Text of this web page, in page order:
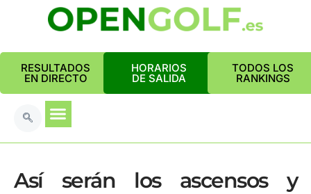
RESULTADOS
EN DIRECTO
HORARIOS
DE SALIDA
TODOS LOS
RANKINGS
Así serán los ascensos y